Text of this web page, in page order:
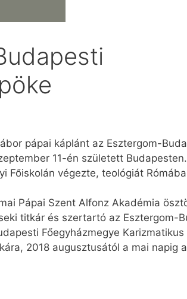
pápai káplánt az Esztergom-
11-én született
végezte, teológiát
Pápai Szent Alfonz Akadémia
titkár és szertartó az Esztergom-
Főegyházmegye Karizmatikus
2018 augusztusától a mai napig